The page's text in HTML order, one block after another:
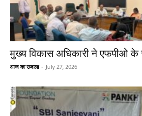
मुख्य विकास अधिकारी ने एफपीओ के
आज का उजाला - July 27, 2026